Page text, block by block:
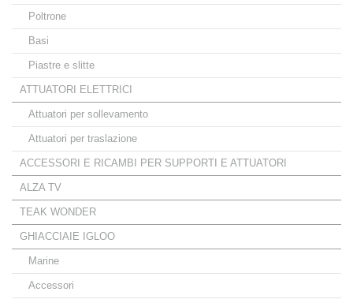
Poltrone
Basi
Piastre e slitte
ATTUATORI ELETTRICI
Attuatori per sollevamento
Attuatori per traslazione
ACCESSORI E RICAMBI PER SUPPORTI E ATTUATORI
ALZA TV
TEAK WONDER
GHIACCIAIE IGLOO
Marine
Accessori